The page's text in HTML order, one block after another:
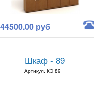
44500.00 руб
Шкаф - 89
Артикул: КЭ 89